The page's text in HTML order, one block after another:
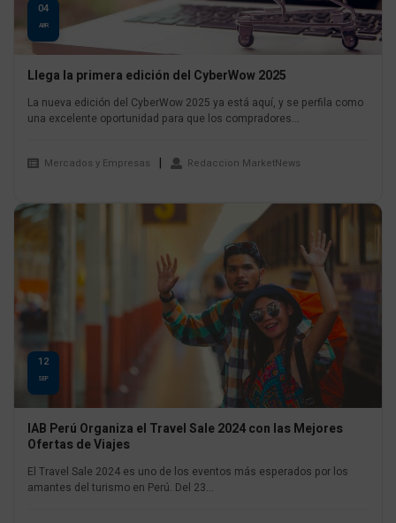
04
ABR
Llega la primera edición del CyberWow 2025
La nueva edición del CyberWow 2025 ya está aquí, y se perfila como
una excelente oportunidad para que los compradores...
Mercados y Empresas Redaccion MarketNews
12
SEP
IAB Perú Organiza el Travel Sale 2024 con las Mejores
Ofertas de Viajes
El Travel Sale 2024 es uno de los eventos más esperados por los
amantes del turismo en Perú. Del 23...